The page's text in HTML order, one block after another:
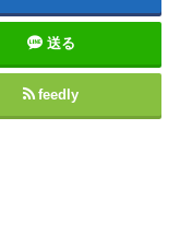
送る
feedly